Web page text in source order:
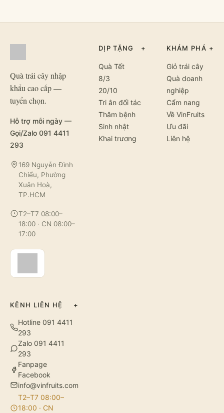
Quà trái cây nhập
khẩu cao cấp —
tuyển chọn.
Hỗ trợ mỗi ngày —
Gọi/Zalo 091 4411
293
169 Nguyễn Đình
Chiểu, Phường
Xuân Hoà,
TP.HCM
T2–T7 08:00–
18:00 · CN 08:00–
17:00
DỊP TẶNG +
Quà Tết
8/3
20/10
Tri ân đối tác
Thăm bệnh
Sinh nhật
Khai trương
KHÁM PHÁ +
Giỏ trái cây
Quà doanh
nghiệp
Cẩm nang
Về VinFruits
Ưu đãi
Liên hệ
KÊNH LIÊN HỆ +
Hotline 091 4411
293
Zalo 091 4411
293
Fanpage
Facebook
info@vinfruits.com
T2–T7 08:00–
18:00 · CN